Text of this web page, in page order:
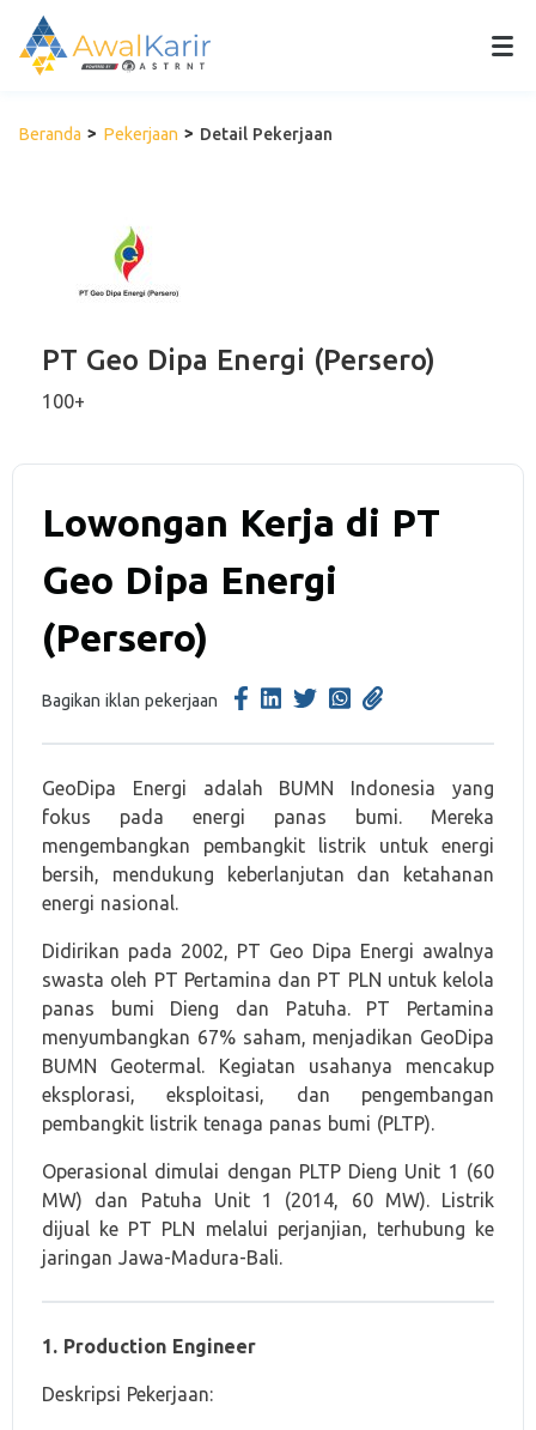
Beranda Pekerjaan Detail Pekerjaan
PT Geo Dipa Energi (Persero)
100+
Lowongan Kerja di PT
Geo Dipa Energi
(Persero)
Bagikan iklan pekerjaan
GeoDipa Energi adalah BUMN Indonesia yang
fokus pada energi panas bumi. Mereka
mengembangkan pembangkit listrik untuk energi
bersih, mendukung keberlanjutan dan ketahanan
energi nasional.
Didirikan pada 2002, PT Geo Dipa Energi awalnya
swasta oleh PT Pertamina dan PT PLN untuk kelola
panas bumi Dieng dan Patuha. PT Pertamina
menyumbangkan 67% saham, menjadikan GeoDipa
BUMN Geotermal. Kegiatan usahanya mencakup
eksplorasi, eksploitasi, dan pengembangan
pembangkit listrik tenaga panas bumi (PLTP).
Operasional dimulai dengan PLTP Dieng Unit 1 (60
MW) dan Patuha Unit 1 (2014, 60 MW). Listrik
dijual ke PT PLN melalui perjanjian, terhubung ke
jaringan Jawa-Madura-Bali.
1. Production Engineer
Deskripsi Pekerjaan: